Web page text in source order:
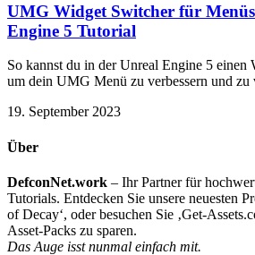
UMG Widget Switcher für
Engine 5 Tutorial
So kannst du in der Unreal Engine 5 einen
um dein UMG Menü zu verbessern und zu
19. September 2023
Über
DefconNet.work – Ihr Partner für
Tutorials. Entdecken Sie unsere neuesten
of Decay‘, oder besuchen Sie ‚Get-
Asset-Packs zu sparen.
Das Auge isst nunmal einfach mit.